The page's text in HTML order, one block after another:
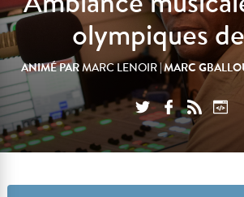
olympiques
ANIMÉ PARMARC LENOIR| MARC